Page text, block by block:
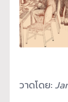
วาดโดย: